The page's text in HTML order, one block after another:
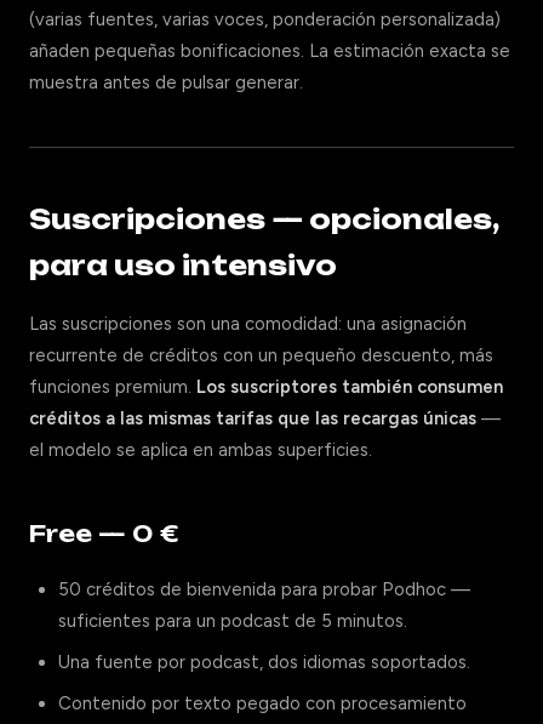
(varias fuentes, varias voces, ponderación personalizada)
añaden pequeñas bonificaciones. La estimación exacta se
muestra antes de pulsar generar.
Suscripciones — opcionales,
para uso intensivo
Las suscripciones son una comodidad: una asignación
recurrente de créditos con un pequeño descuento, más
funciones premium. Los suscriptores también consumen
créditos a las mismas tarifas que las recargas únicas —
el modelo se aplica en ambas superficies.
Free — 0 €
50 créditos de bienvenida para probar Podhoc —
suficientes para un podcast de 5 minutos.
Una fuente por podcast, dos idiomas soportados.
Contenido por texto pegado con procesamiento